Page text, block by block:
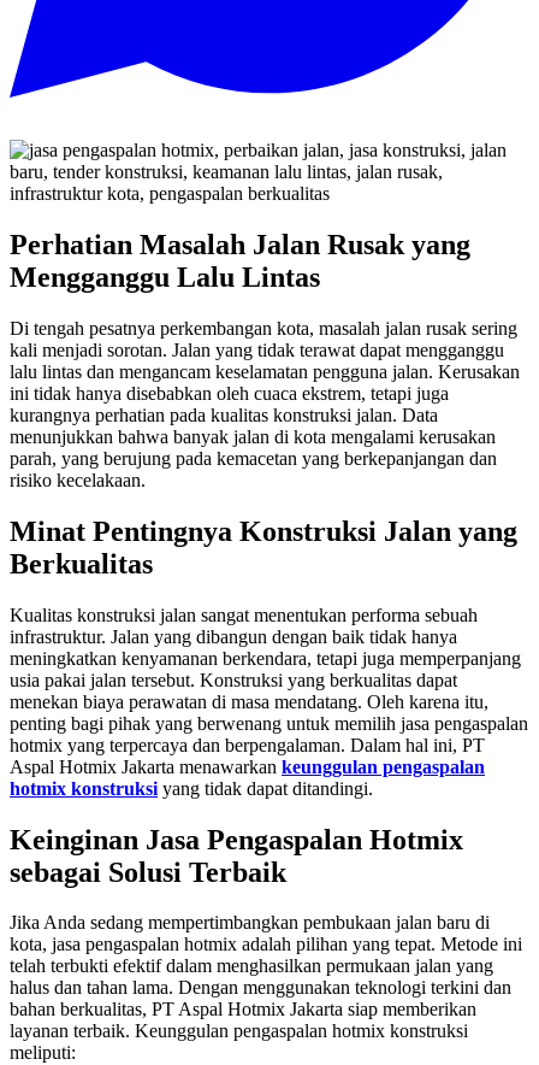
Perhatian Masalah Jalan Rusak yang
Mengganggu Lalu Lintas
Di tengah pesatnya perkembangan kota, masalah jalan rusak sering
kali menjadi sorotan. Jalan yang tidak terawat dapat mengganggu
lalu lintas dan mengancam keselamatan pengguna jalan. Kerusakan
ini tidak hanya disebabkan oleh cuaca ekstrem, tetapi juga
kurangnya perhatian pada kualitas konstruksi jalan. Data
menunjukkan bahwa banyak jalan di kota mengalami kerusakan
parah, yang berujung pada kemacetan yang berkepanjangan dan
risiko kecelakaan.
Minat Pentingnya Konstruksi Jalan yang
Berkualitas
Kualitas konstruksi jalan sangat menentukan performa sebuah
infrastruktur. Jalan yang dibangun dengan baik tidak hanya
meningkatkan kenyamanan berkendara, tetapi juga memperpanjang
usia pakai jalan tersebut. Konstruksi yang berkualitas dapat
menekan biaya perawatan di masa mendatang. Oleh karena itu,
penting bagi pihak yang berwenang untuk memilih jasa pengaspalan
hotmix yang terpercaya dan berpengalaman. Dalam hal ini, PT
Aspal Hotmix Jakarta menawarkan keunggulan pengaspalan
hotmix konstruksi yang tidak dapat ditandingi.
Keinginan Jasa Pengaspalan Hotmix
sebagai Solusi Terbaik
Jika Anda sedang mempertimbangkan pembukaan jalan baru di
kota, jasa pengaspalan hotmix adalah pilihan yang tepat. Metode ini
telah terbukti efektif dalam menghasilkan permukaan jalan yang
halus dan tahan lama. Dengan menggunakan teknologi terkini dan
bahan berkualitas, PT Aspal Hotmix Jakarta siap memberikan
layanan terbaik. Keunggulan pengaspalan hotmix konstruksi
meliputi: